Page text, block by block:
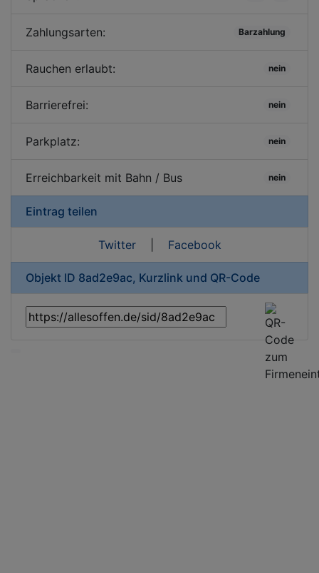
Zahlungsarten: Barzahlung
Rauchen erlaubt: nein
Barrierefrei: nein
Parkplatz: nein
Erreichbarkeit mit Bahn / Bus nein
Eintrag teilen
Twitter| Facebook
Objekt ID 8ad2e9ac, Kurzlink und QR-Code